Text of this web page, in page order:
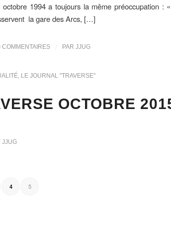
octobre 1994 a toujours la même préoccupation
la gare des Arcs, […]
COMMENTAIRES / PAR JJUG
, LE JOURNAL "TRAVERSE"
OCTOBRE
JJUG
4 5